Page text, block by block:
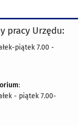
pracy Urzędu:
piątek 7.00 -
:
- piątek 7.00-